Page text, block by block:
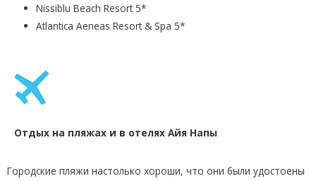
Nissiblu Beach Resort 5*
Atlantica Aeneas Resort & Spa 5*
Отдых на пляжах и в отелях Айя Напы
Городские пляжи настолько хороши, что они были удостоены